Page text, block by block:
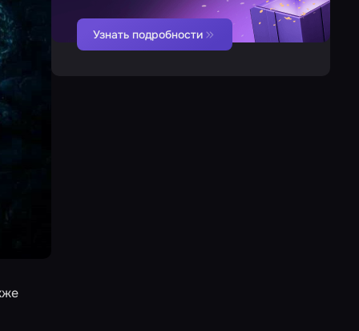
Узнать подробности